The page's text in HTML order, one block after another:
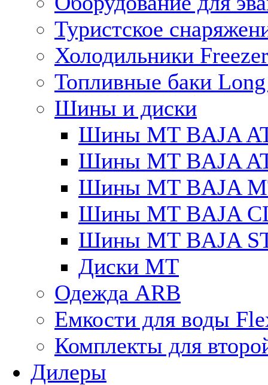
Туристское
Холодильники
Топливные баки
Шины и диски
Шины MT BAJA
Шины MT BAJA
Шины MT BAJA
Шины MT BAJA
Шины MT BAJA
Диски MT
Одежда ARB
Емкости для воды
Комплекты для
Дилеры